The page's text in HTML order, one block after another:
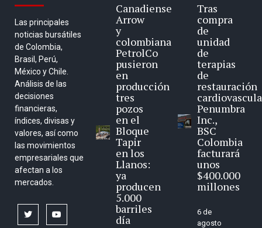
Las principales
noticias bursátiles
de Colombia,
Brasil, Perú,
México y Chile.
Análisis de las
decisiones
financieras,
índices, divisas y
valores, así como
las movimientos
empresariales que
afectan a los
mercados.
twitter
Canadiense
Arrow
y
colombiana
PetrolCo
pusieron
en
producción
tres
pozos
en el
Bloque
Tapir
en los
Llanos:
ya
producen
5.000
barriles
día
Tras
compra
de
unidad
de
terapias
de
restauración
Penumbra
Inc.,
BSC
Colombia
facturará
unos
$400.000
millones
6 de
agosto